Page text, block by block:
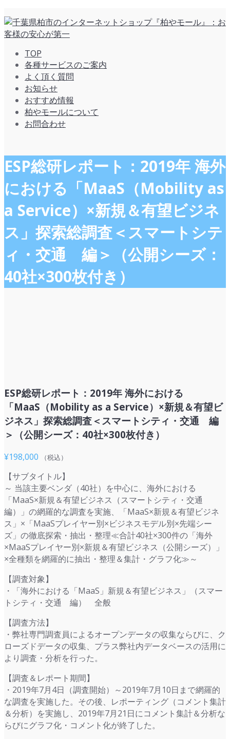
TOP
各種サービスのご案内
よく頂く質問
お知らせ
おすすめ情報
柏やモールについて
お問合わせ
ESP総研レポート：2019年 海外
における「MaaS（Mobility as
a Service）×新規＆有望ビジネ
ス」探索総調査＜スマートシテ
ィ・交通 編＞（公開シーズ：
40社×300枚付き）
ESP総研レポート：2019年 海外における
「MaaS（Mobility as a Service）×新規＆有望ビ
ジネス」探索総調査＜スマートシティ・交通 編
＞（公開シーズ：40社×300枚付き）
¥198,000 （税込）
【サブタイトル】
～ 当該主要ベンダ（40社）を中心に、海外における
「MaaS×新規＆有望ビジネス（スマートシティ・交通
編）」の網羅的な調査を実施、「MaaS×新規＆有望ビジネ
ス」×「MaaSプレイヤー別×ビジネスモデル別×先端シー
ズ」の徹底探索・抽出・整理≪合計40社×300件の「海外
×MaaSプレイヤー別×新規＆有望ビジネス（公開シーズ）」
×全種類を網羅的に抽出・整理＆集計・グラフ化≫～
【調査対象】
・「海外における「MaaS」新規＆有望ビジネス」（スマー
トシティ・交通 編） 全般
【調査方法】
・弊社専門調査員によるオープンデータの収集ならびに、ク
ローズドデータの収集、プラス弊社内データベースの活用に
より調査・分析を行った。
【調査＆レポート期間】
・2019年7月4日（調査開始）～2019年7月10日まで網羅的
な調査を実施した。その後、レポーティング（コメント集計
＆分析）を実施し、2019年7月21日にコメント集計＆分析な
らびにグラフ化・コメント化が終了した。